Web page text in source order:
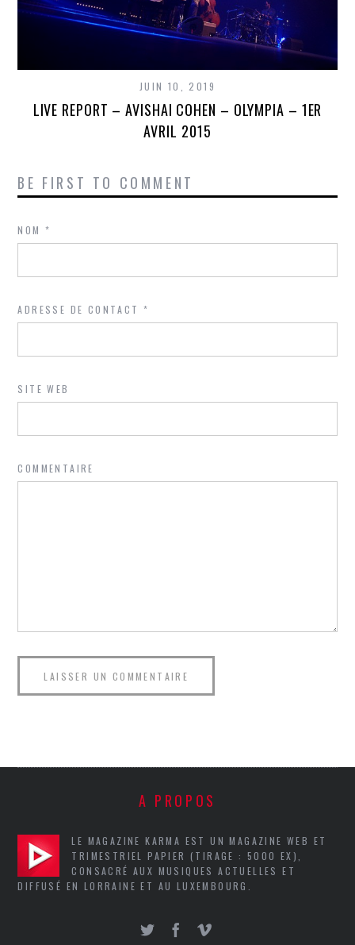
JUIN 10, 2019
LIVE REPORT – AVISHAI COHEN – OLYMPIA – 1ER
AVRIL 2015
BE FIRST TO COMMENT
NOM*
ADRESSE DE CONTACT*
SITE WEB
COMMENTAIRE
A PROPOS
LE MAGAZINE KARMA EST UN MAGAZINE WEB ET
TRIMESTRIEL PAPIER (TIRAGE : 5000 EX),
CONSACRÉ AUX MUSIQUES ACTUELLES ET
DIFFUSÉ EN LORRAINE ET AU LUXEMBOURG.